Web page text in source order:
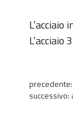
precedente:
successivo: